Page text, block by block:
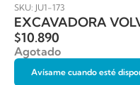
SKU: JU1-173
EXCAVADORA
$10.890
Agotado
Avísame cuando esté